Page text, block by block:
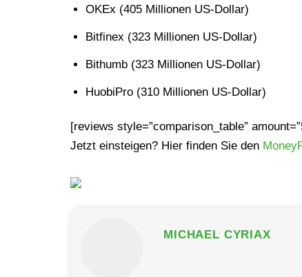
OKEx (405 Millionen US-Dollar)
Bitfinex (323 Millionen US-Dollar)
Bithumb (323 Millionen US-Dollar)
HuobiPro (310 Millionen US-Dollar)
[reviews style=”comparison_table”
Jetzt einsteigen? Hier finden Sie den
MICHAEL CYRIAX